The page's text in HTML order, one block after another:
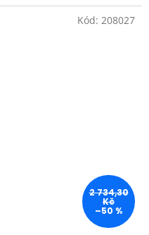
2 734,30
Kč
–50 %
Kód: 208027